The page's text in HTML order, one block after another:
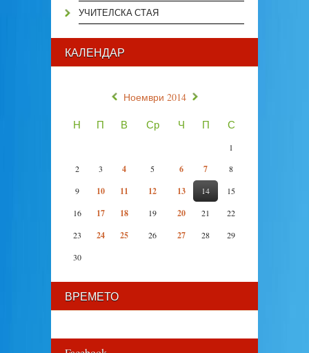
УЧИТЕЛСКА СТАЯ
КАЛЕНДАР
« Ноември 2014 »
Н П В Ср Ч П С
1
2
3 4 5 6 7
8
9
10 11 12 13 14
15
16
17 18 19 20 21
22
23
24 25 26 27 28
29
30
ВРЕМЕТО